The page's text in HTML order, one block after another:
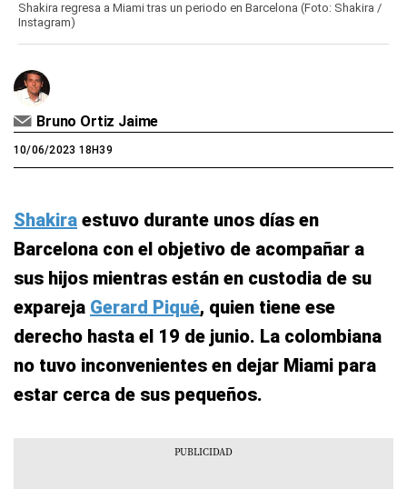
Shakira regresa a Miami tras un periodo en Barcelona (Foto: Shakira /
Instagram)
Bruno Ortiz Jaime
10/06/2023 18H39
Shakira estuvo durante unos días en
Barcelona con el objetivo de acompañar a
sus hijos mientras están en custodia de su
expareja Gerard Piqué, quien tiene ese
derecho hasta el 19 de junio. La colombiana
no tuvo inconvenientes en dejar Miami para
estar cerca de sus pequeños.